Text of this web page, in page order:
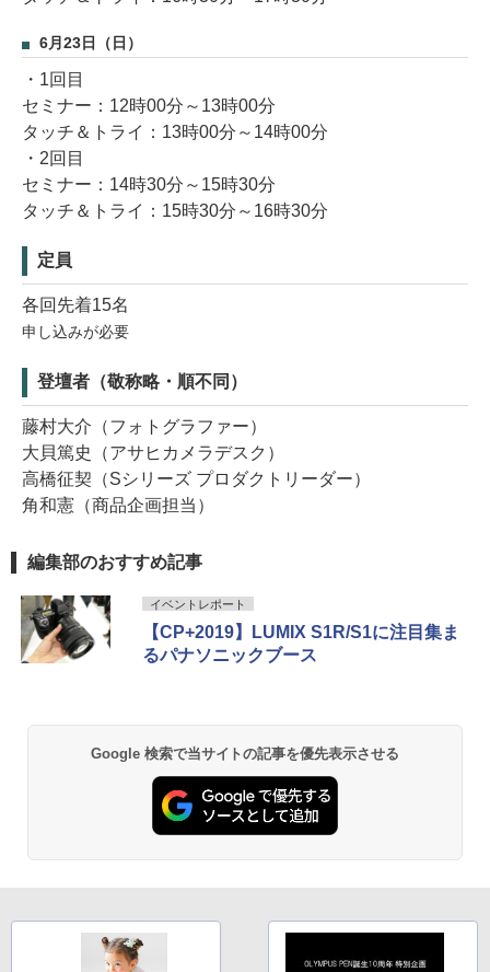
6月23日（日）
・1回目
セミナー：12時00分～13時00分
タッチ＆トライ：13時00分～14時00分
・2回目
セミナー：14時30分～15時30分
タッチ＆トライ：15時30分～16時30分
定員
各回先着15名
申し込みが必要
登壇者（敬称略・順不同）
藤村大介（フォトグラファー）
大貝篤史（アサヒカメラデスク）
高橋征契（Sシリーズ プロダクトリーダー）
角和憲（商品企画担当）
編集部のおすすめ記事
イベントレポート
【CP+2019】LUMIX S1R/S1に注目集ま
るパナソニックブース
Google 検索で当サイトの記事を優先表示させる